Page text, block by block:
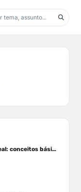
Intubação Orotraqueal: conceitos básicos